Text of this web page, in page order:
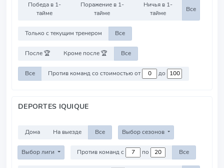
Победа в 1-
тайме
Поражение в 1-
тайме
Ничья в 1-
тайме
Все
Только с текущим тренером Все
После 🏆 Кроме после 🏆 Все
Все Против команд со стоимостью от до
DEPORTES IQUIQUE
Дома На выезде Все Выбор сезонов
Выбор лиги Против команд с по Все